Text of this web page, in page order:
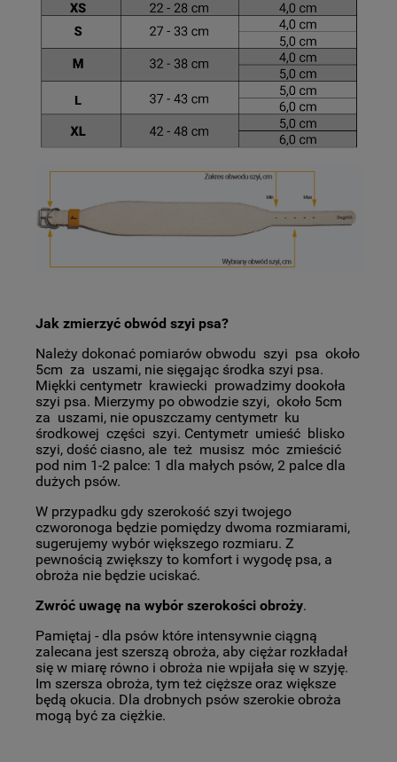
Jak zmierzyć obwód szyi psa?
Należy dokonać pomiarów obwodu szyi psa około
5cm za uszami, nie sięgając środka szyi psa.
Miękki centymetr krawiecki prowadzimy dookoła
szyi psa. Mierzymy po obwodzie szyi, około 5cm
za uszami, nie opuszczamy centymetr ku
środkowej części szyi. Centymetr umieść blisko
szyi, dość ciasno, ale też musisz móc zmieścić
pod nim 1-2 palce: 1 dla małych psów, 2 palce dla
dużych psów.
W przypadku gdy szerokość szyi twojego
czworonoga będzie pomiędzy dwoma rozmiarami,
sugerujemy wybór większego rozmiaru. Z
pewnością zwiększy to komfort i wygodę psa, a
obroża nie będzie uciskać.
Zwróć uwagę na wybór szerokości obroży.
Pamiętaj - dla psów które intensywnie ciągną
zalecana jest szerszą obroża, aby ciężar rozkładał
się w miarę równo i obroża nie wpijała się w szyję.
Im szersza obroża, tym też cięższe oraz większe
będą okucia. Dla drobnych psów szerokie obroża
mogą być za ciężkie.